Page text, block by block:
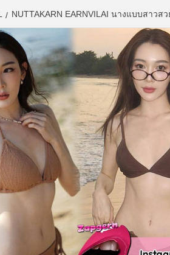
NUTTAKARN EARNVILAI นางแบบสาว